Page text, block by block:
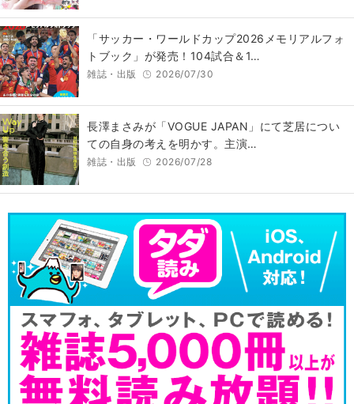
「サッカー・ワールドカップ2026メモリアルフォ
トブック」が発売！104試合＆1…
雑誌・出版 2026/07/30
長澤まさみが「VOGUE JAPAN」にて芝居につい
ての自身の考えを明かす。主演…
雑誌・出版 2026/07/28